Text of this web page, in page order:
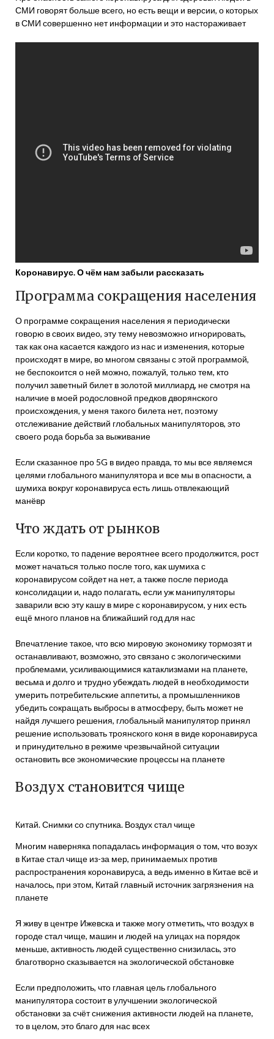
СМИ говорят больше всего, но есть вещи и версии, о которых
в СМИ совершенно нет информации и это настораживает
Коронавирус. О чём нам забыли рассказать
Программа сокращения населения
О программе сокращения населения я периодически
говорю в своих видео, эту тему невозможно игнорировать,
так как она касается каждого из нас и изменения, которые
происходят в мире, во многом связаны с этой программой,
не беспокоится о ней можно, пожалуй, только тем, кто
получил заветный билет в золотой миллиард, не смотря на
наличие в моей родословной предков дворянского
происхождения, у меня такого билета нет, поэтому
отслеживание действий глобальных манипуляторов, это
своего рода борьба за выживание
Если сказанное про 5G в видео правда, то мы все являемся
целями глобального манипулятора и все мы в опасности, а
шумиха вокруг коронавируса есть лишь отвлекающий
манёвр
Что ждать от рынков
Если коротко, то падение вероятнее всего продолжится, рост
может начаться только после того, как шумиха с
коронавирусом сойдет на нет, а также после периода
консолидации и, надо полагать, если уж манипуляторы
заварили всю эту кашу в мире с коронавирусом, у них есть
ещё много планов на ближайший год для нас
Впечатление такое, что всю мировую экономику тормозят и
останавливают, возможно, это связано с экологическими
проблемами, усиливающимися катаклизмами на планете,
весьма и долго и трудно убеждать людей в необходимости
умерить потребительские аппетиты, а промышленников
убедить сокращать выбросы в атмосферу, быть может не
найдя лучшего решения, глобальный манипулятор принял
решение использовать троянского коня в виде коронавируса
и принудительно в режиме чрезвычайной ситуации
остановить все экономические процессы на планете
Воздух становится чище
Китай. Снимки со спутника. Воздух стал чище
Многим наверняка попадалась информация о том, что возух
в Китае стал чище из-за мер, принимаемых против
распространения коронавируса, а ведь именно в Китае всё и
началось, при этом, Китай главный источник загрязнения на
планете
Я живу в центре Ижевска и также могу отметить, что воздух в
городе стал чище, машин и людей на улицах на порядок
меньше, активность людей существенно снизилась, это
благотворно сказывается на экологической обстановке
Если предположить, что главная цель глобального
манипулятора состоит в улучшении экологической
обстановки за счёт снижения активности людей на планете,
то в целом, это благо для нас всех